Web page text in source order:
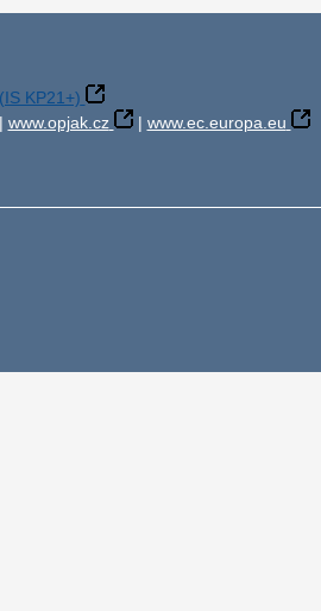
KP21+)
www.opjak.cz | www.ec.europa.eu